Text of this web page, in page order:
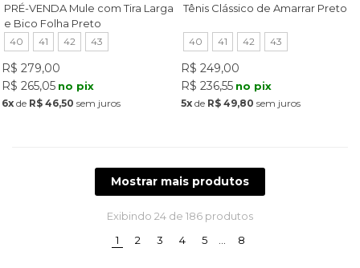
PRÉ-VENDA Mule com Tira Larga
e Bico Folha Preto
40 41 42 43
R$ 279,00
R$ 265,05 no pix
6xde R$ 46,50 sem juros
Tênis Clássico de Amarrar Preto
40 41 42 43
R$ 249,00
R$ 236,55 no pix
5x de R$ 49,80 sem juros
Mostrar mais produtos
Exibindo 24 de 186 produtos
1(current)
2 3 4 5 8